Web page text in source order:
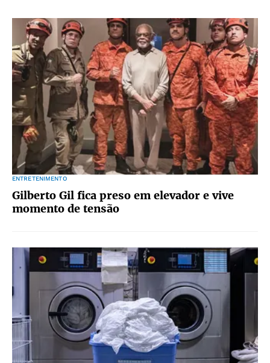
ENTRETENIMENTO
Gilberto Gil fica preso em elevador e vive
momento de tensão